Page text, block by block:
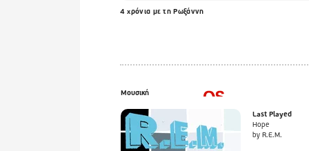
4 χρόνια με τη Ρωξάννη
Μουσική
Last Played
Hope
by R.E.M.